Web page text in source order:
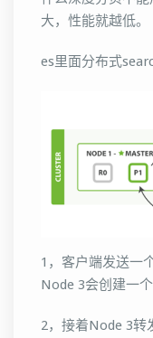
大，性能就越低。
es里面分布式
1，客户端发送一
Node 3会创建一
2，接着Node 3转